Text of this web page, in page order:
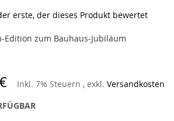
erste, der dieses Produkt bewertet
Edition zum Bauhaus-Jubiläum
Inkl. 7% Steuern , exkl. Versandkosten